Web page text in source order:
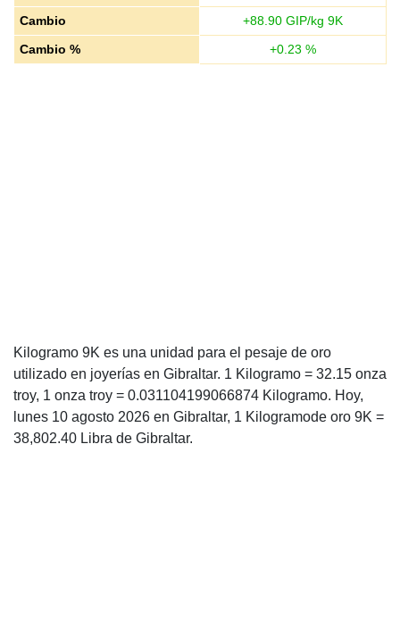
Cambio
+88.90 GIP/kg 9K
Cambio %
+0.23 %
Kilogramo 9K es una unidad para el pesaje de oro
utilizado en joyerías en Gibraltar. 1 Kilogramo = 32.15 onza
troy, 1 onza troy = 0.031104199066874 Kilogramo. Hoy,
lunes 10 agosto 2026 en Gibraltar, 1 Kilogramode oro 9K =
38,802.40 Libra de Gibraltar.